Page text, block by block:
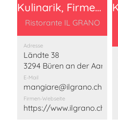
Kulinarik, Firmen Beitrag 150 Franken
Ristorante IL GRANO
Adresse
Ländte 38
3294 Büren an der Aare
E-Mail
mangiare@ilgrano.ch
Firmen-Webseite
https://www.ilgrano.ch/